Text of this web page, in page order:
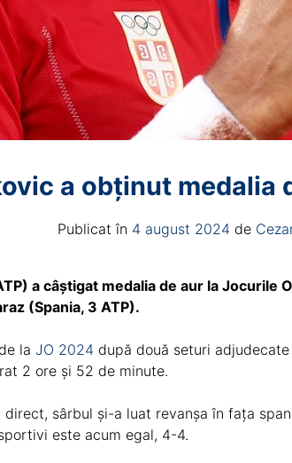
a obținut medalia
Publicat în 4 august 2024 de
a câștigat medalia de aur la Jocurile
(Spania, 3 ATP).
la JO 2024 după două seturi
2 ore și 52 de minute.
sârbul și-a luat revanșa în fața
este acum egal, 4-4.